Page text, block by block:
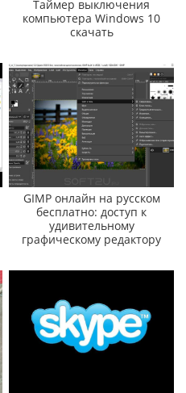
Таймер выключения
компьютера Windows 10
скачать
GIMP онлайн на русском
бесплатно: доступ к
удивительному
графическому редактору